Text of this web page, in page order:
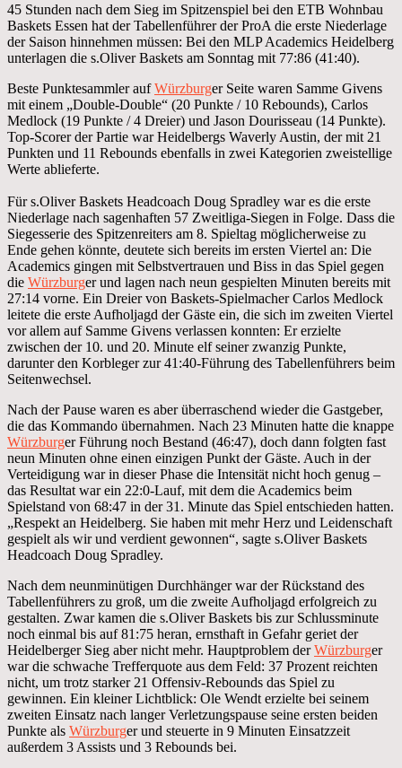
45 Stunden nach dem Sieg im Spitzenspiel bei den ETB Wohnbau
Baskets Essen hat der Tabellenführer der ProA die erste Niederlage
der Saison hinnehmen müssen: Bei den MLP Academics Heidelberg
unterlagen die s.Oliver Baskets am Sonntag mit 77:86 (41:40).
Beste Punktesammler aufWürzburger Seite waren Samme Givens
mit einem „Double-Double“ (20 Punkte / 10 Rebounds), Carlos
Medlock (19 Punkte / 4 Dreier) und Jason Dourisseau (14 Punkte).
Top-Scorer der Partie war Heidelbergs Waverly Austin, der mit 21
Punkten und 11 Rebounds ebenfalls in zwei Kategorien zweistellige
Werte ablieferte.
Für s.Oliver Baskets Headcoach Doug Spradley war es die erste
Niederlage nach sagenhaften 57 Zweitliga-Siegen in Folge. Dass die
Siegesserie des Spitzenreiters am 8. Spieltag möglicherweise zu
Ende gehen könnte, deutete sich bereits im ersten Viertel an: Die
Academics gingen mit Selbstvertrauen und Biss in das Spiel gegen
die Würzburger und lagen nach neun gespielten Minuten bereits mit
27:14 vorne. Ein Dreier von Baskets-Spielmacher Carlos Medlock
leitete die erste Aufholjagd der Gäste ein, die sich im zweiten Viertel
vor allem auf Samme Givens verlassen konnten: Er erzielte
zwischen der 10. und 20. Minute elf seiner zwanzig Punkte,
darunter den Korbleger zur 41:40-Führung des Tabellenführers beim
Seitenwechsel.
Nach der Pause waren es aber überraschend wieder die Gastgeber,
die das Kommando übernahmen. Nach 23 Minuten hatte die knappe
Würzburger Führung noch Bestand (46:47), doch dann folgten fast
neun Minuten ohne einen einzigen Punkt der Gäste. Auch in der
Verteidigung war in dieser Phase die Intensität nicht hoch genug –
das Resultat war ein 22:0-Lauf, mit dem die Academics beim
Spielstand von 68:47 in der 31. Minute das Spiel entschieden hatten.
„Respekt an Heidelberg. Sie haben mit mehr Herz und Leidenschaft
gespielt als wir und verdient gewonnen“, sagte s.Oliver Baskets
Headcoach Doug Spradley.
Nach dem neunminütigen Durchhänger war der Rückstand des
Tabellenführers zu groß, um die zweite Aufholjagd erfolgreich zu
gestalten. Zwar kamen die s.Oliver Baskets bis zur Schlussminute
noch einmal bis auf 81:75 heran, ernsthaft in Gefahr geriet der
Heidelberger Sieg aber nicht mehr. Hauptproblem derWürzburger
war die schwache Trefferquote aus dem Feld: 37 Prozent reichten
nicht, um trotz starker 21 Offensiv-Rebounds das Spiel zu
gewinnen. Ein kleiner Lichtblick: Ole Wendt erzielte bei seinem
zweiten Einsatz nach langer Verletzungspause seine ersten beiden
Punkte als Würzburger und steuerte in 9 Minuten Einsatzzeit
außerdem 3 Assists und 3 Rebounds bei.